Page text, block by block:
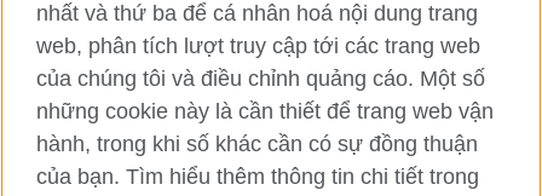
Hội đồng Anh toàn cầu
Bảo mật thông tin và quy định sử dụng
Cookie
nhất và thứ ba để cá nhân hoá nội dung trang
web, phân tích lượt truy cập tới các trang web
của chúng tôi và điều chỉnh quảng cáo. Một số
những cookie này là cần thiết để trang web vận
hành, trong khi số khác cần có sự đồng thuận
của bạn. Tìm hiểu thêm thông tin chi tiết trong